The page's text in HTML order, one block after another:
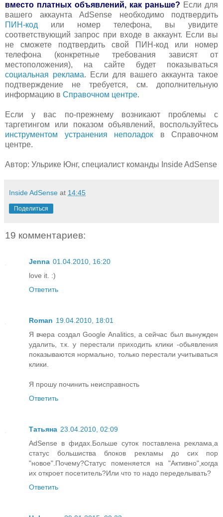
вместо платных объявлений, как раньше? Если для
вашего аккаунта AdSense необходимо подтвердить
ПИН-код или номер телефона, вы увидите
соответствующий запрос при входе в аккаунт. Если вы
не сможете подтвердить свой ПИН-код или номер
телефона (конкретные требования зависят от
местоположения), на сайте будет показываться
социальная реклама. Если для вашего аккаунта такое
подтверждение не требуется, см. дополнительную
информацию в Справочном центре.
Если у вас по-прежнему возникают проблемы с
таргетингом или показом объявлений, воспользуйтесь
инструментом устранения неполадок в Справочном
центре.
Автор: Ульрике Юнг, специалист команды Inside AdSense
Inside AdSense at 14:45
Поделиться
19 комментариев:
Jenna 01.04.2010, 16:20
love it. :)
Ответить
Roman 19.04.2010, 18:01
Я вчера создал Google Analitics, а сейчас был вынужден
удалить, т.к. у перестали приходить клики -обьявления
показываются нормально, только перестали учитываться
клики.
Я прошу починить неисправность
Ответить
Татьяна 23.04.2010, 02:09
AdSense в фидах.Больше суток поставлена реклама,а
статус большиства блоков рекламы до сих пор
"новое".Почему?Статус поменяется на "Активно",когда
их откроет посетитель?Или что то надо переделывать?
Ответить